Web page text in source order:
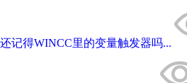
还记得WINCC里的变量触发器吗...